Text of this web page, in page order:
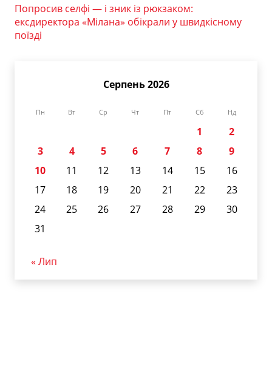
Попросив селфі — і зник із рюкзаком:
ексдиректора «Мілана» обікрали у швидкісному
поїзді
Серпень 2026
Пн Вт Ср Чт Пт Сб Нд
1
2
3
4 5 6 7 8
9
10
11 12 13 14 15
16
17
18 19 20 21 22
23
24
25 26 27 28 29
30
31
« Лип